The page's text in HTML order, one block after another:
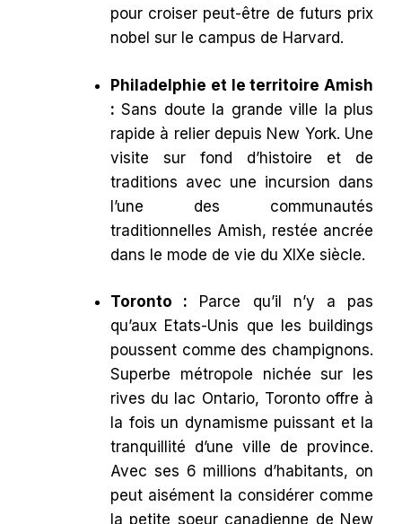
pour croiser peut-être de futurs prix
nobel sur le campus de Harvard.
Philadelphie et le territoire Amish
: Sans doute la grande ville la plus
rapide à relier depuis New York. Une
visite sur fond d’histoire et de
traditions avec une incursion dans
l’une des communautés
traditionnelles Amish, restée ancrée
dans le mode de vie du XIXe siècle.
Toronto : Parce qu’il n’y a pas
qu’aux Etats-Unis que les buildings
poussent comme des champignons.
Superbe métropole nichée sur les
rives du lac Ontario, Toronto offre à
la fois un dynamisme puissant et la
tranquillité d’une ville de province.
Avec ses 6 millions d’habitants, on
peut aisément la considérer comme
la petite soeur canadienne de New